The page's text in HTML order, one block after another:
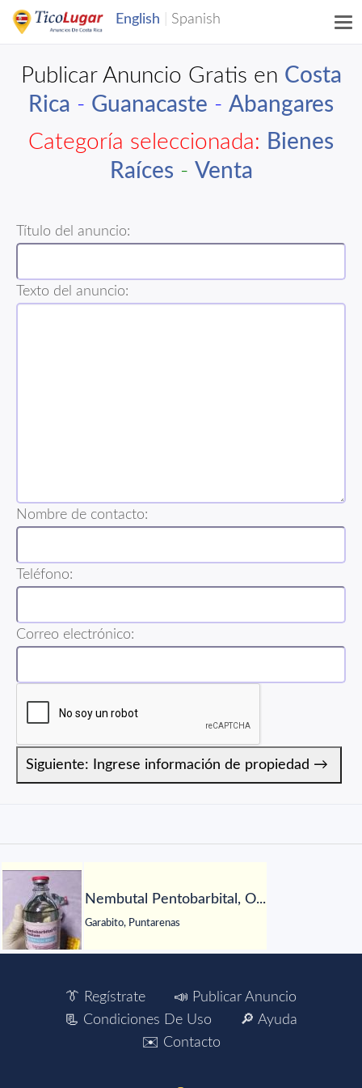
Publicar Anuncio Gratis en Costa
Rica - Guanacaste - Abangares
Categoría seleccionada: Bienes
Raíces - Venta
Título del anuncio:
Texto del anuncio:
Nombre de contacto:
Teléfono:
Correo electrónico:
Nembutal Pentobarbital, O...
Garabito, Puntarenas
👔 Regístrate
📣 Publicar Anuncio
📃 Condiciones De Uso
🔎 Ayuda
✉️ Contacto